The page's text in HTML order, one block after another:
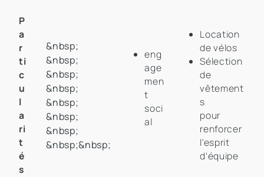
P
a
r
ti
c
u
l
a
ri
t
é
s
&nbsp;
&nbsp;
&nbsp;
&nbsp;
&nbsp;
&nbsp;
&nbsp;
&nbsp;&nbsp;
eng
age
men
t
soci
al
Location
de vélos
Sélection
de
vêtement
s
pour
renforcer
l'esprit
d'équipe